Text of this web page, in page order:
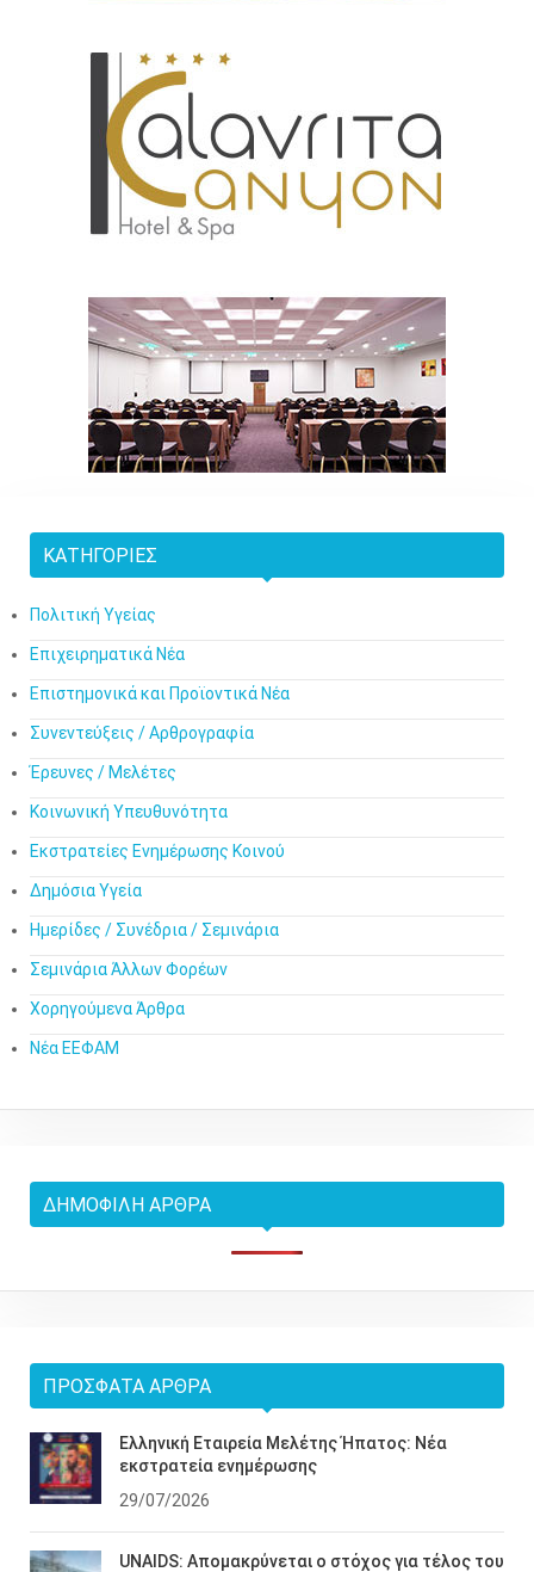
ΚΑΤΗΓΟΡΊΕΣ
Πολιτική Υγείας
Επιχειρηματικά Νέα
Επιστημονικά και Προϊοντικά Νέα
Συνεντεύξεις / Αρθρογραφία
Έρευνες / Μελέτες
Κοινωνική Υπευθυνότητα
Εκστρατείες Ενημέρωσης Κοινού
Δημόσια Υγεία
Ημερίδες / Συνέδρια / Σεμινάρια
Σεμινάρια Άλλων Φορέων
Χορηγούμενα Άρθρα
Νέα ΕΕΦΑΜ
ΔΗΜΟΦΙΛΉ ΆΡΘΡΑ
ΠΡΌΣΦΑΤΑ ΆΡΘΡΑ
Ελληνική Εταιρεία Μελέτης Ήπατος: Νέα
εκστρατεία ενημέρωσης
29/07/2026
UNAIDS: Απομακρύνεται ο στόχος για τέλος του